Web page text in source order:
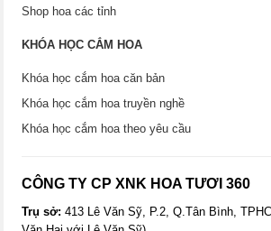
Shop hoa các tỉnh
KHÓA HỌC CẮM HOA
Khóa học cắm hoa căn bản
Khóa học cắm hoa truyền nghề
Khóa học cắm hoa theo yêu cầu
CÔNG TY CP XNK HOA TƯƠI 360
Trụ sở:413 Lê Văn Sỹ, P.2, Q.Tân Bình,